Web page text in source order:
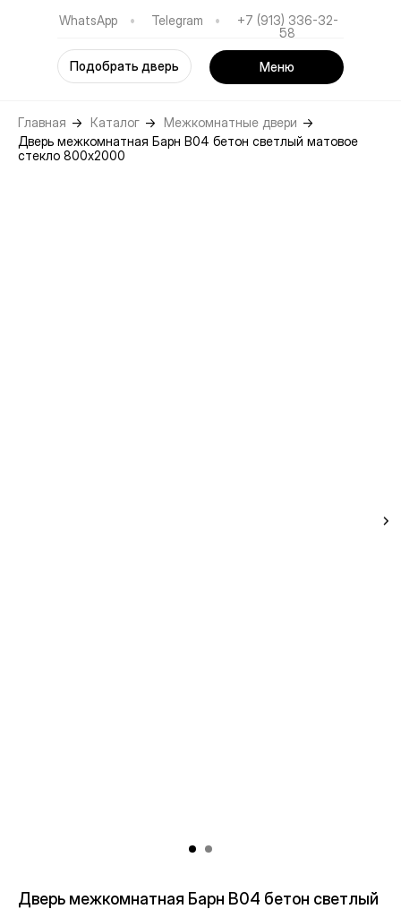
WhatsApp •
Telegram
•
+7 (913) 336-32-
58
Подобрать дверь Меню
Главная → Каталог → Межкомнатные двери →
Дверь межкомнатная Барн B04 бетон светлый матовое
стекло 800х2000
Дверь межкомнатная Барн B04 бетон светлый